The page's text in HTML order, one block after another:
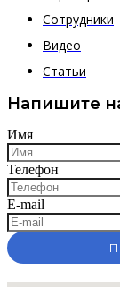
Сотрудники
Видео
Статьи
Напишите
Имя
Телефон
E-mail